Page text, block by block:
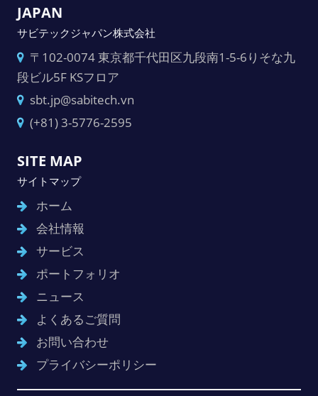
JAPAN
サビテックジャパン株式会社
〒102-0074 東京都千代田区九段南1-5-6りそな九
段ビル5F KSフロア
sbt.jp@sabitech.vn
(+81) 3-5776-2595
SITE MAP
サイトマップ
ホーム
会社情報
サービス
ポートフォリオ
ニュース
よくあるご質問
お問い合わせ
プライバシーポリシー